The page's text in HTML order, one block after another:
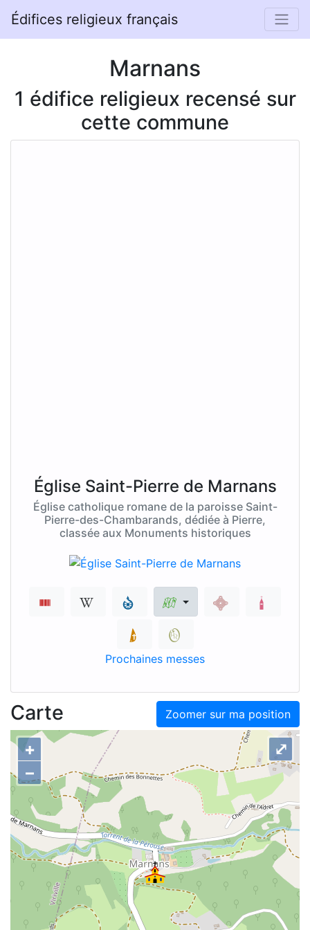
Édifices religieux français
Marnans
1 édifice religieux recensé sur
cette commune
Église Saint-Pierre de Marnans
Église catholique romane de la paroisse Saint-
Pierre-des-Chambarands, dédiée à Pierre,
classée aux Monuments historiques
Prochaines messes
Zoomer sur ma position
Carte
+
–
⤢